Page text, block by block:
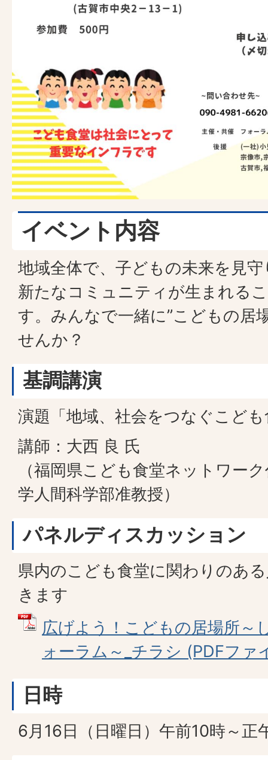
イベント内容
地域全体で、子どもの未来を見
新たなコミュニティが生まれる
す。みんなで一緒に”こどもの居
せんか？
基調講演
演題「地域、社会をつなぐこど
講師：大西 良 氏
（福岡県こども食堂ネットワー
学人間科学部准教授）
パネルディスカッション
県内のこども食堂に関わりのあ
きます
広げよう！こどもの居場所～
ォーラム～_チラシ (PDFファ
日時
6月16日（日曜日）午前10時～正